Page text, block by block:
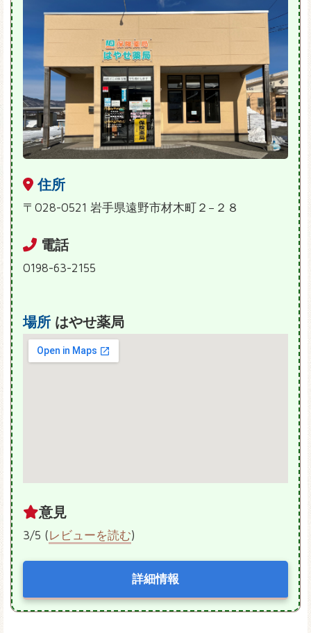
住所
〒028-0521 岩手県遠野市材木町２−２８
電話
0198-63-2155
場所 はやせ薬局
意見
3/5 (レビューを読む)
詳細情報